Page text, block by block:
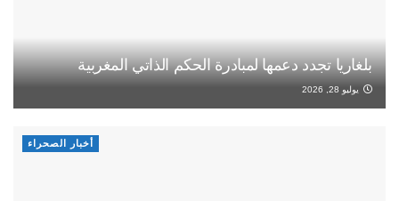
بلغاريا تجدد دعمها لمبادرة الحكم الذاتي المغربية
يوليو 28, 2026
أخبار الصحراء